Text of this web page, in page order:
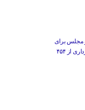
مجلس برای
جهش سرانه آموزشی شرق استان/ بهره‌برداری از ۴۵۴